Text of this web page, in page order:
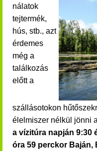
nálatok
tejtermék,
hús, stb., azt
érdemes
még a
találkozás
előtt a
szállásotokon
élelmiszer nélkül jönni
a vízitúra napján 9:30
óra 59 perckor Baján,